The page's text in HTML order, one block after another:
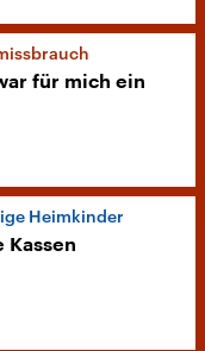
für mich ein
Heimkinder
Kassen